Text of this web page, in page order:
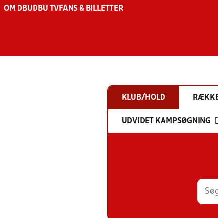
OM DBU DBU TV FANS & BILLETTER
KLUB/HOLD
UDVIDET KAMPSØGNING